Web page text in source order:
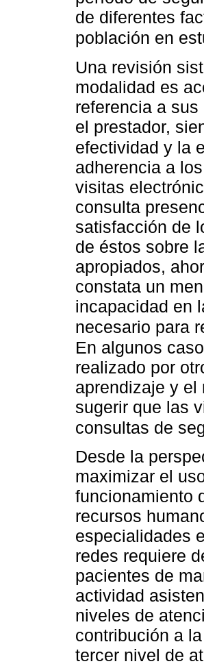
de diferentes
población en
Una revisión
modalidad es
referencia a
el prestador,
efectividad y la
adherencia a
visitas
consulta
satisfacción de
de éstos sobre
apropiados,
constata un
incapacidad en
necesario para
En algunos
realizado por
aprendizaje y el
sugerir que las
consultas de
Desde la
maximizar el
funcionamiento
recursos
especialidades
redes requiere
pacientes de
actividad
niveles de
contribución a
tercer nivel de